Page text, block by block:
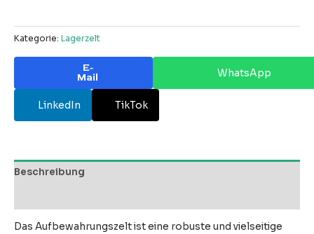
Kategorie: Lagerzelt
E-
Mail
WhatsApp
LinkedIn TikTok
Beschreibung
Das Aufbewahrungszelt ist eine robuste und vielseitige